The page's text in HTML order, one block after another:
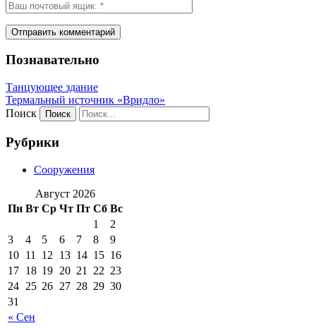
Познавательно
Танцующее здание
Термальный источник «Вридло»
Поиск
Рубрики
Сооружения
Август 2026
Пн Вт Ср Чт Пт Сб Вс
« Сен
1
2
3
4 5 6 7 8
9
10 11 12 13 14 15 16
17 18 19 20 21 22 23
24 25 26 27 28 29 30
31